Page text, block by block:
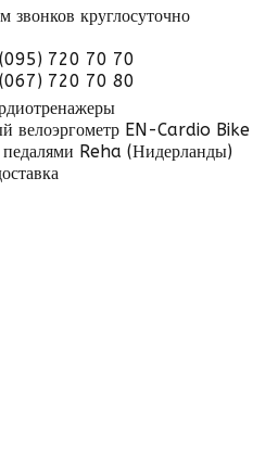
звонков круглосуточно
720 70 70
720 70 80
велоэргометр EN-Cardio Bike
Reha (Нидерланды)